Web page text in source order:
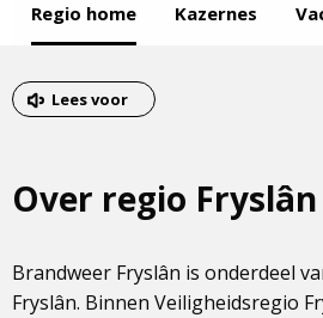
van
het
menu
Regio home Kazernes
van
het
Lees voor
Over regio Fryslân
Brandweer Fryslân is onderdeel
Fryslân. Binnen Veiligheidsregio